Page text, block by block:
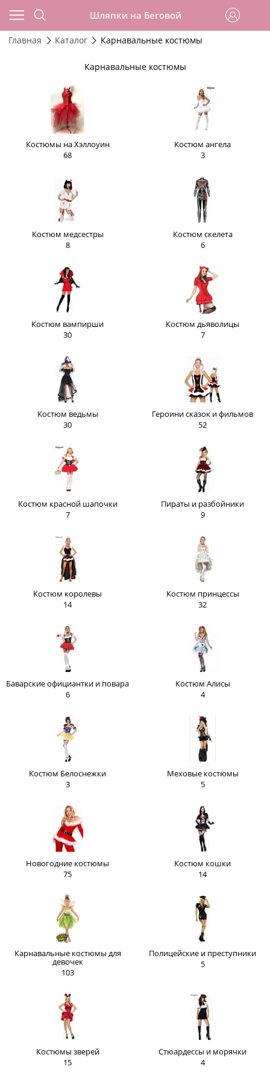
Шляпки на Беговой
Главная Каталог Карнавальные костюмы
Карнавальные костюмы
Костюмы на Хэллоуин
68
Костюм ангела
3
Костюм медсестры
8
Костюм скелета
6
Костюм вампирши
30
Костюм дьяволицы
7
Костюм ведьмы
30
Героини сказок и фильмов
52
Костюм красной шапочки
7
Пираты и разбойники
9
Костюм королевы
14
Костюм принцессы
32
Баварские официантки и повара
6
Костюм Алисы
4
Костюм Белоснежки
3
Меховые костюмы
5
Новогодние костюмы
75
Костюм кошки
14
Карнавальные костюмы для
девочек
103
Полицейские и преступники
5
Костюмы зверей
15
Стюардессы и морячки
4